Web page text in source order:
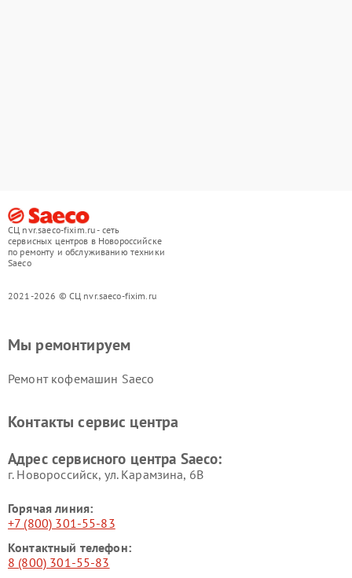
СЦ nvr.saeco-fixim.ru - сеть
сервисных центров в Новороссийске
по ремонту и обслуживанию техники
Saeco
2021-2026 © СЦ nvr.saeco-fixim.ru
Мы ремонтируем
Ремонт кофемашин Saeco
Контакты сервис центра
Адрес сервисного центра Saeco:
г. Новороссийск, ул. Карамзина, 6В
Горячая линия:
+7 (800) 301-55-83
Контактный телефон:
8 (800) 301-55-83